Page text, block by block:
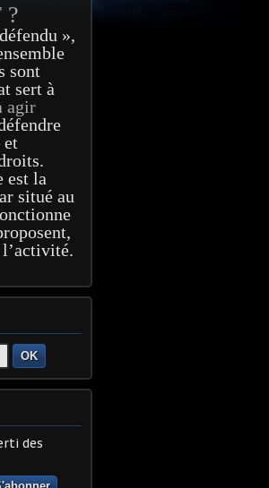
?
»,
sont
sert à
agir
et
est la
situé au
OK
des